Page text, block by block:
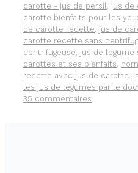
carotte - jus de persil, jus de
carotte bienfaits pour les
de carotte recette, jus de
carotte recette sans
centrifugeuse, jus de legume
carottes et ses bienfaits,
recette avec jus de carotte.,
les jus de légumes par le
35 commentaires